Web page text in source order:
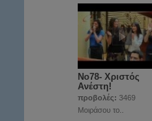
Νο78- Χριστός
Ανέστη!
προβολές: 3469
Μοιράσου το..